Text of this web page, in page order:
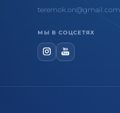
teremok.on@gmail.com
МЫ В СОЦСЕТЯХ